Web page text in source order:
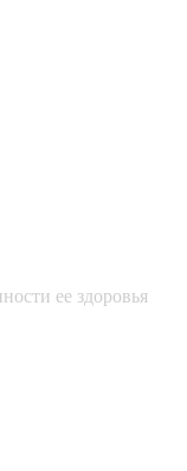
ее здоровья